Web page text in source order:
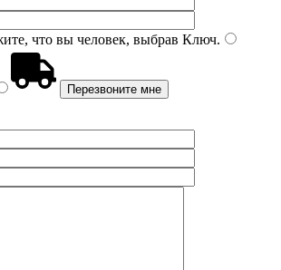
что вы человек, выбрав Ключ.